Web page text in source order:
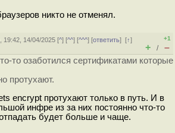
никто не отменял.
19:42, 14/04/2025 [^] [^^] [^^^] [ответить][↑]
+1
+ / –
то озаботился сертификатами которые
протухают.
encrypt протухают только в путь. И в
инфре из за них постоянно что-то
будет больше и чаще.